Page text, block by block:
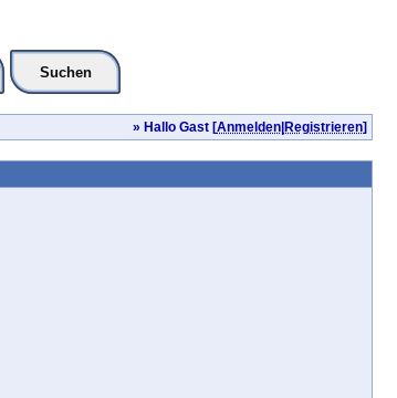
Suchen
» Hallo Gast [Anmelden| Registrieren]